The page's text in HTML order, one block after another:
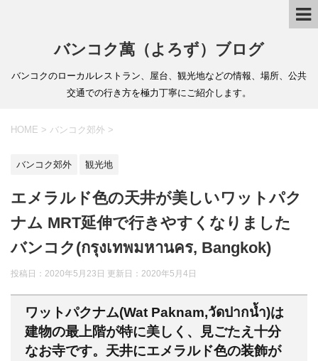
バンコク萬（よろず）ブログ
バンコクのローカルレストラン、屋台、観光地などの情報、場所、公共
交通での行き方を極力丁寧にご紹介します。
HOME > バンコク郊外 >
バンコク郊外 観光地
エメラルド色の天井が美しいワットパク
ナム MRT延伸で行きやすくなりました
バンコク(กรุงเทพมหานคร, Bangkok)
投稿日：2020年5月23日 更新日： 2020年5月4日
ワットパクナム(Wat Paknam,วัดปากน้ำ)は
建物の最上階が特に美しく、見ごたえ十分
なお寺です。天井にエメラルド色の装飾が